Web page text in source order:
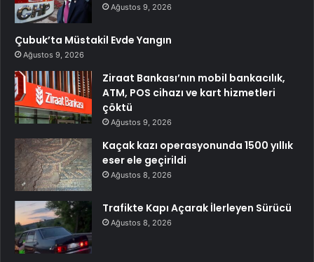
Ağustos 9, 2026
Çubuk’ta Müstakil Evde Yangın
Ağustos 9, 2026
Ziraat Bankası’nın mobil bankacılık,
ATM, POS cihazı ve kart hizmetleri
çöktü
Ağustos 9, 2026
Kaçak kazı operasyonunda 1500 yıllık
eser ele geçirildi
Ağustos 8, 2026
Trafikte Kapı Açarak İlerleyen Sürücü
Ağustos 8, 2026